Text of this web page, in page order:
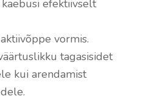
efektiivselt
vormis.
tagasisidet
kui arendamist